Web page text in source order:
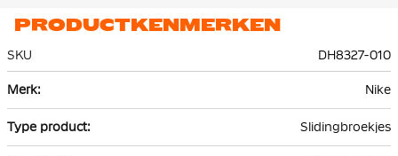
PRODUCTKENMERKEN
SKU
DH8327-010
informatie
Nike
Slidingbroekjes